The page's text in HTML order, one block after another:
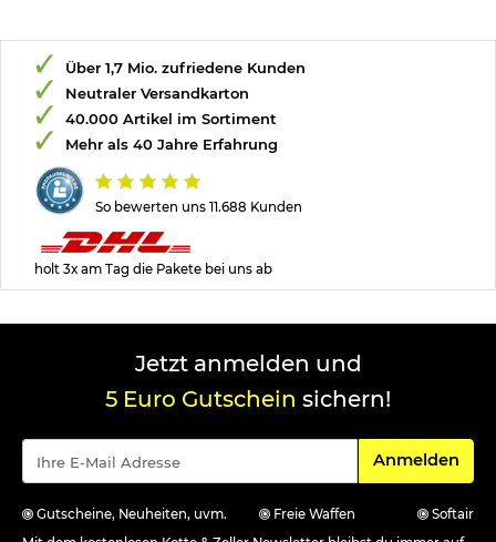
So bewerten uns 11.688 Kunden
Über 1,7 Mio. zufriedene Kunden
Neutraler Versandkarton
40.000 Artikel im Sortiment
Mehr als 40 Jahre Erfahrung
holt 3x am Tag die Pakete bei uns ab
Jetzt anmelden und
5 Euro Gutschein sichern!
Für den
Anmelden
Gutscheine, Neuheiten, uvm. Freie Waffen
Softair